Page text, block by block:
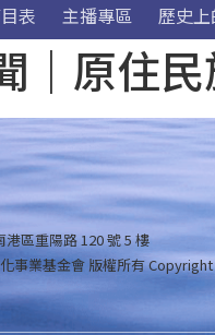
表 主播專區 歷史
｜原住
區重陽路 120 號 5 樓
事業基金會 版權所有